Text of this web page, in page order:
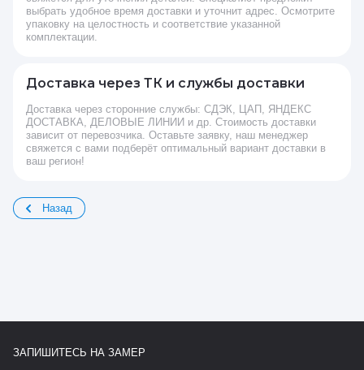
выбрать удобное время доставки и уточнит адрес. Осмотрите
упаковку на целостность и соответствие указанной
комплектации.
Доставка через ТК и службы доставки
Доставка через сторонние службы: СДЭК, ЦАП, ЯНДЕКС
ДОСТАВКА, ДЕЛОВЫЕ ЛИНИИ и др. Стоимость доставки
зависит от перевозчика. Оставьте заявку, наш менеджер
свяжется с вами подберёт оптимальный вариант доставки в
ваш регион!
Назад
ЗАПИШИТЕСЬ НА ЗАМЕР